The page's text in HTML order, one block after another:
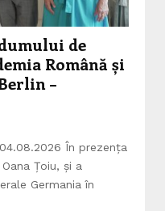
de
Română și
–
În prezența
Țoiu, și a
Germania în